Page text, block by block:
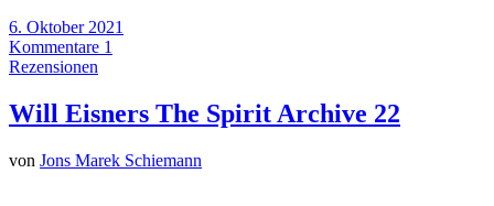
6. Oktober 2021
Kommentare 1
Rezensionen
Will Eisners The Spirit Archive 22
von Jons Marek Schiemann